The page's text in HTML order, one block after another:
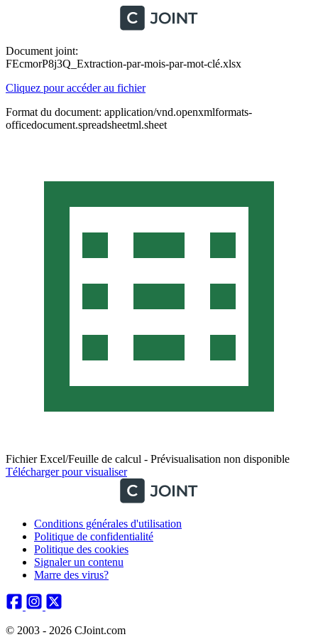
Document joint:
FEcmorP8j3Q_Extraction-par-mois-par-mot-clé.xlsx
Cliquez pour accéder au fichier
Format du document: application/vnd.openxmlformats-
officedocument.spreadsheetml.sheet
Fichier Excel/Feuille de calcul - Prévisualisation non disponible
Télécharger pour visualiser
Conditions générales d'utilisation
Politique de confidentialité
Politique des cookies
Signaler un contenu
Marre des virus?
© 2003 - 2026 CJoint.com